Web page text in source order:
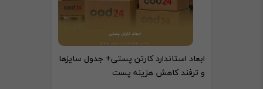
ابعاد استاندارد کارتن پستی+ جدول سایزها
و ترفند کاهش هزینه پست